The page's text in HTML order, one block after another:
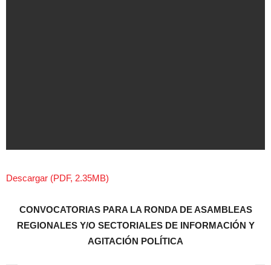
Descargar (PDF, 2.35MB)
CONVOCATORIAS PARA LA RONDA DE ASAMBLEAS
REGIONALES Y/O SECTORIALES DE INFORMACIÓN Y
AGITACIÓN POLÍTICA